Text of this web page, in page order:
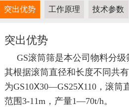
突出优势 工作原理 技术参数
突出优势
GS滚筒筛是本公司物料分级
其根据滚筒直径和长度不同共
为GS10Ⅹ30—GS25Ⅹ110，滚筒
范围3-11m，产量1—70t/h。